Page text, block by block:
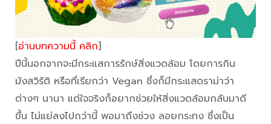
[อ่านบทความนี้ คลิก]
ปีนี้นอกจากจะมีกระแสการรักษ์สิ่งแวดล้อม โดยการกิน
มังสวิรัติ หรือที่เรียกว่า Vegan ซึ่งก็มีกระแสดราม่าว่า
ต่างๆ นานา แต่ใจจริงก็อยากช่วยให้สิ่งแวดล้อมกลับมาดี
ขึ้น ไม่แย่ลงไปกว่านี้ พอมาถึงช่วง ลอยกระทง ซึ่งเป็น